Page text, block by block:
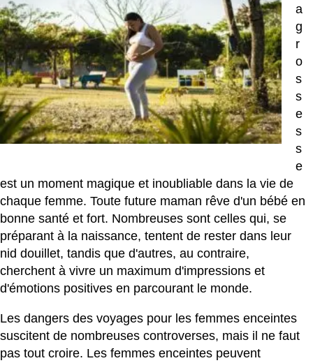
a
g
r
o
s
s
e
s
s
e
est un moment magique et inoubliable dans la vie de
chaque femme. Toute future maman rêve d'un bébé en
bonne santé et fort. Nombreuses sont celles qui, se
préparant à la naissance, tentent de rester dans leur
nid douillet, tandis que d'autres, au contraire,
cherchent à vivre un maximum d'impressions et
d'émotions positives en parcourant le monde.
Les dangers des voyages pour les femmes enceintes
suscitent de nombreuses controverses, mais il ne faut
pas tout croire. Les femmes enceintes peuvent